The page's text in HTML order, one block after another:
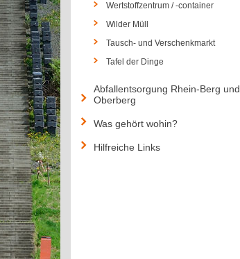
Wertstoffzentrum / -container
Wilder Müll
Tausch- und Verschenkmarkt
Tafel der Dinge
Abfallentsorgung Rhein-Berg und
Oberberg
Was gehört wohin?
Hilfreiche Links